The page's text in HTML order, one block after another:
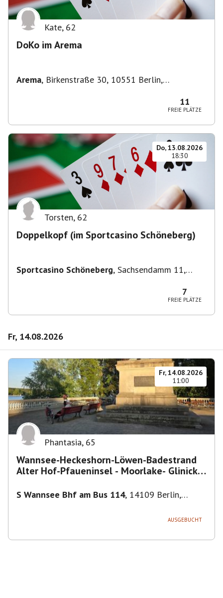
Kate, 62
DoKo im Arema
Arema, Birkenstraße 30, 10551 Berlin,
11
FREIE PLÄTZE
Do, 13.08.2026
18:30
Torsten, 62
Doppelkopf (im Sportcasino Schöneberg)
Sportcasino Schöneberg, Sachsendamm 11,
7
FREIE PLÄTZE
Fr, 14.08.2026
Fr, 14.08.2026
11:00
Phantasia, 65
Wannsee-Heckeshorn-Löwen-Badestrand
Alter Hof-Pfaueninsel - Moorlake- Glinicker
S Wannsee Bhf am Bus 114, 14109 Berlin,
AUSGEBUCHT